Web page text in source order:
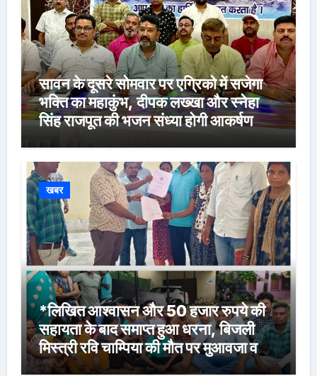
सावन के दूसरे सोमवार पर एग्रिको में सजेगा
भक्ति का महाकुंभ, दीपक लख्खा और स्नेहा
सिंह राजपूत की भजन संध्या होगी आकर्षण
खबर
*लिखित आश्वासन और 50 हजार रुपये की
सहायता के बाद समाप्त हुआ धरना, बिजली
मिस्त्री रवि चाम्पिया की मौत पर मुआवजा व
नौकरी की मांग*